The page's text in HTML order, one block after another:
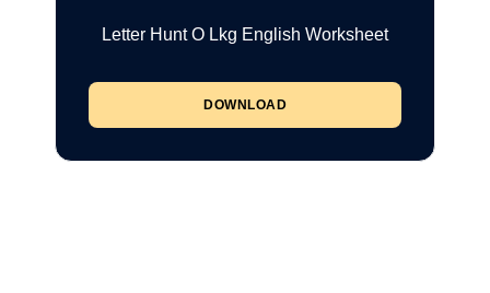
Letter Hunt O Lkg English Worksheet
DOWNLOAD